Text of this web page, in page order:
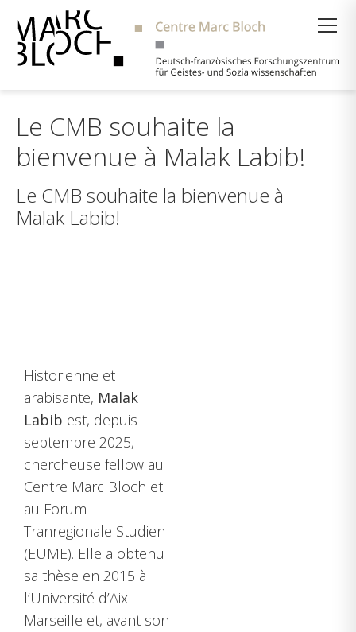
Le CMB souhaite la
bienvenue à Malak Labib!
Le CMB souhaite la bienvenue à
Malak Labib!
Historienne et
arabisante, Malak
Labib est, depuis
septembre 2025,
chercheuse fellow au
Centre Marc Bloch et
au Forum
Tranregionale Studien
(EUME). Elle a obtenu
sa thèse en 2015 à
l’Université d’Aix-
Marseille et, avant son